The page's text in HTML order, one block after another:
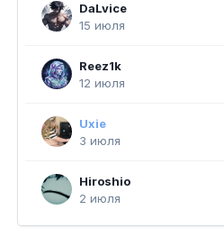
DaLvice
15 июля
Reez1k
12 июля
Uxie
3 июля
Hiroshio
2 июля